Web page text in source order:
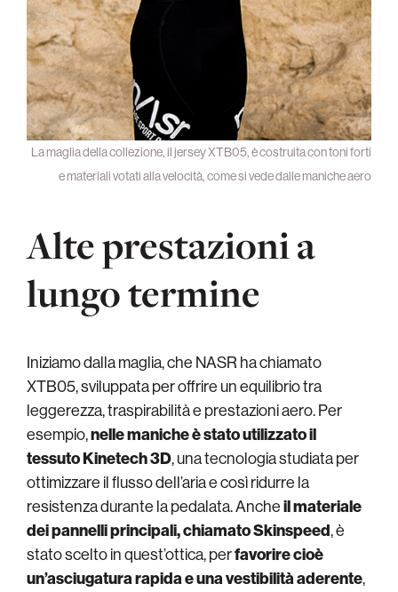
La maglia della collezione, il jersey XTB05, è costruita con toni forti
e materiali votati alla velocità, come si vede dalle maniche aero
Alte prestazioni a
lungo termine
Iniziamo dalla maglia, che NASR ha chiamato
XTB05, sviluppata per offrire un equilibrio tra
leggerezza, traspirabilità e prestazioni aero. Per
esempio,nelle maniche è stato utilizzato il
tessuto Kinetech 3D, una tecnologia studiata per
ottimizzare il flusso dell’aria e così ridurre la
resistenza durante la pedalata. Ancheil materiale
dei pannelli principali, chiamato Skinspeed, è
stato scelto in quest’ottica, perfavorire cioè
un’asciugatura rapida e una vestibilità aderente,